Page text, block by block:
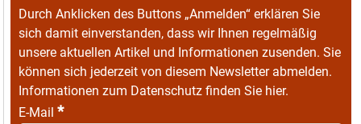
Durch Anklicken des Buttons „Anmelden“ erklären Sie
sich damit einverstanden, dass wir Ihnen regelmäßig
unsere aktuellen Artikel und Informationen zusenden. Sie
können sich jederzeit von diesem Newsletter abmelden.
Informationen zum Datenschutz finden Sie hier.
E-Mail *